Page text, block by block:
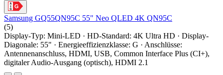
Samsung GQ55QN95C 55" Neo QLED 4K QN95C
(5)
Display-Typ: Mini-LED · HD-Standard: 4K Ultra HD · Display-
Diagonale: 55" · Energieeffizienzklasse: G · Anschlüsse:
Antennenanschluss, HDMI, USB, Common Interface Plus (CI+),
digitaler Audio-Ausgang (optisch), HDMI 2.1